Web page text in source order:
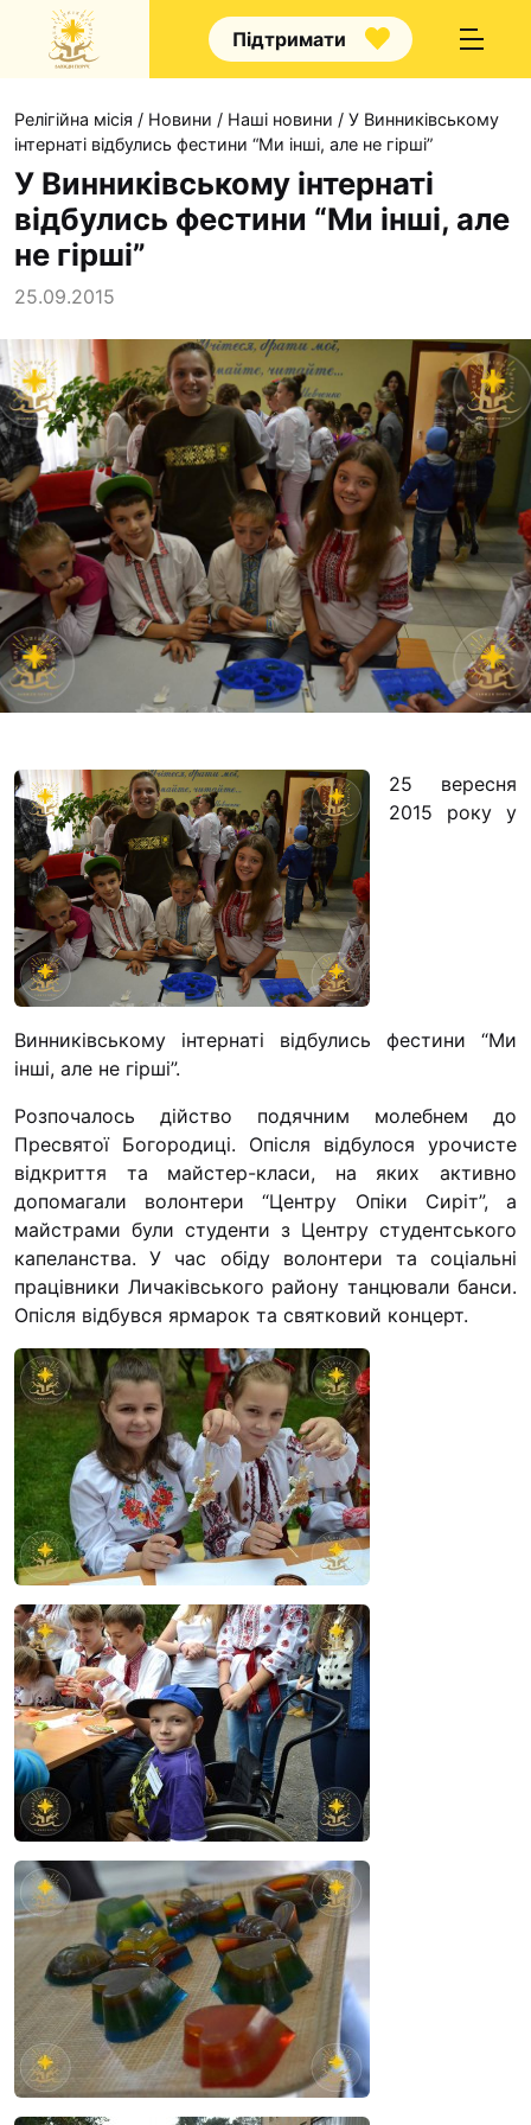
Підтримати
Наші напрямки
Наш покровитель
Контакти
Проекти
Футбольна команда
Кулінарний гурток
Іконописна школа
“Капеланчики”
Альтернатива
Чемпіонат з міні-
“КОПА”
Як допомогти
Ми помолимося
З рук в руки
Підтримати сім’ю
Юричко
Законодавство
Освіта
Контакти
(096) 749 79 80
procopecj@gmail.com
Релігійна місія / Новини / Наші новини / У Винниківському
інтернаті відбулись фестини “Ми інші, але не гірші”
У Винниківському інтернаті
відбулись фестини “Ми інші, але
не гірші”
25.09.2015
25 вересня
2015 року у
Винниківському інтернаті відбулись фестини “Ми
інші, але не гірші”.
Розпочалось дійство подячним молебнем до
Пресвятої Богородиці. Опісля відбулося урочисте
відкриття та майстер-класи, на яких активно
допомагали волонтери “Центру Опіки Сиріт”, а
майстрами були студенти з Центру студентського
капеланства. У час обіду волонтери та соціальні
працівники Личаківського району танцювали банси.
Опісля відбувся ярмарок та святковий концерт.